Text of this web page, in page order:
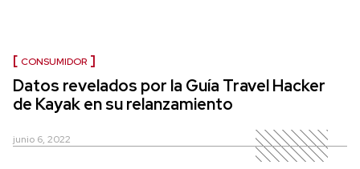
CONSUMIDOR
Datos revelados por la Guía Travel Hacker
de Kayak en su relanzamiento
junio 6, 2022